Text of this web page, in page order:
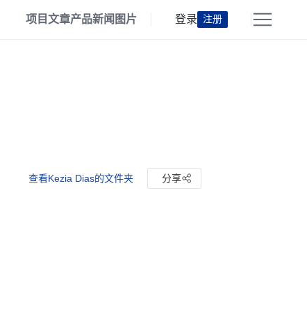
项目文章产品新闻 图片 登录 注册
查看Kezia Dias的文件夹 分享